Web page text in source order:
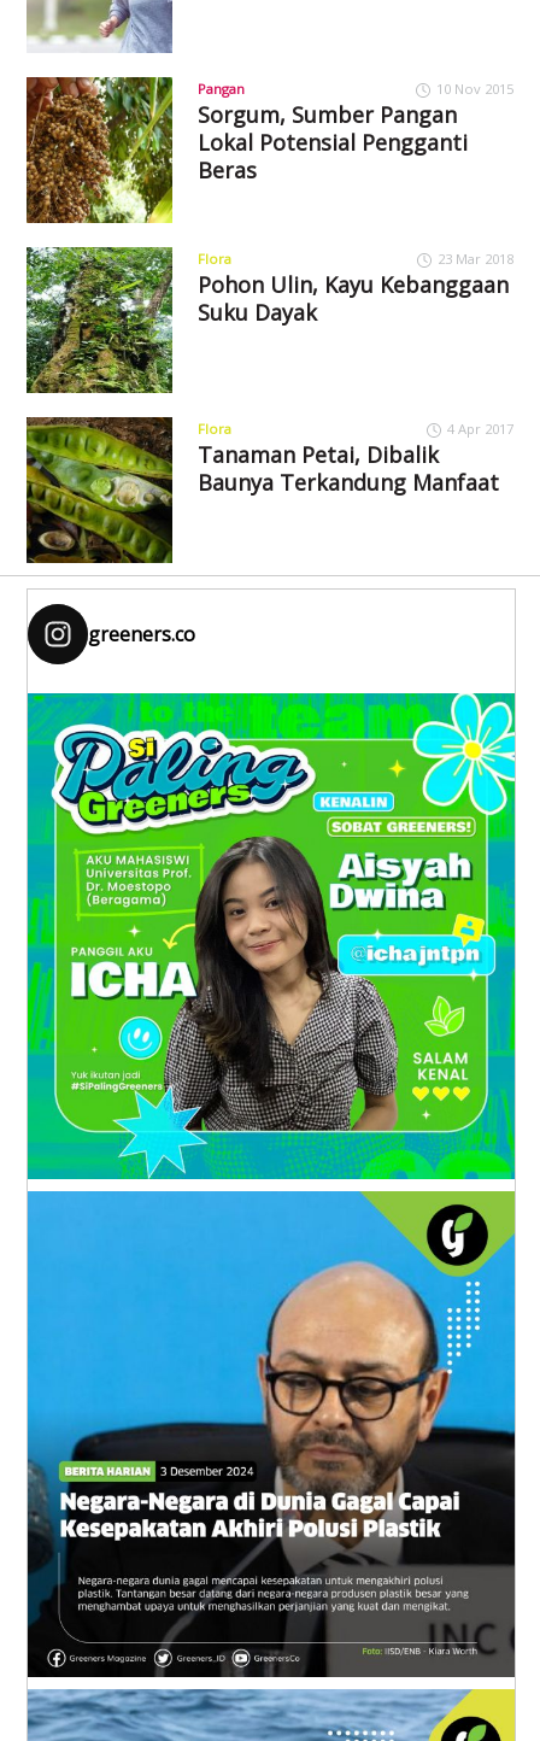
Pangan 10 Nov 2015
Sorgum, Sumber Pangan
Lokal Potensial Pengganti
Beras
Flora 23 Mar 2018
Pohon Ulin, Kayu Kebanggaan
Suku Dayak
Flora 4 Apr 2017
Tanaman Petai, Dibalik
Baunya Terkandung Manfaat
greeners.co